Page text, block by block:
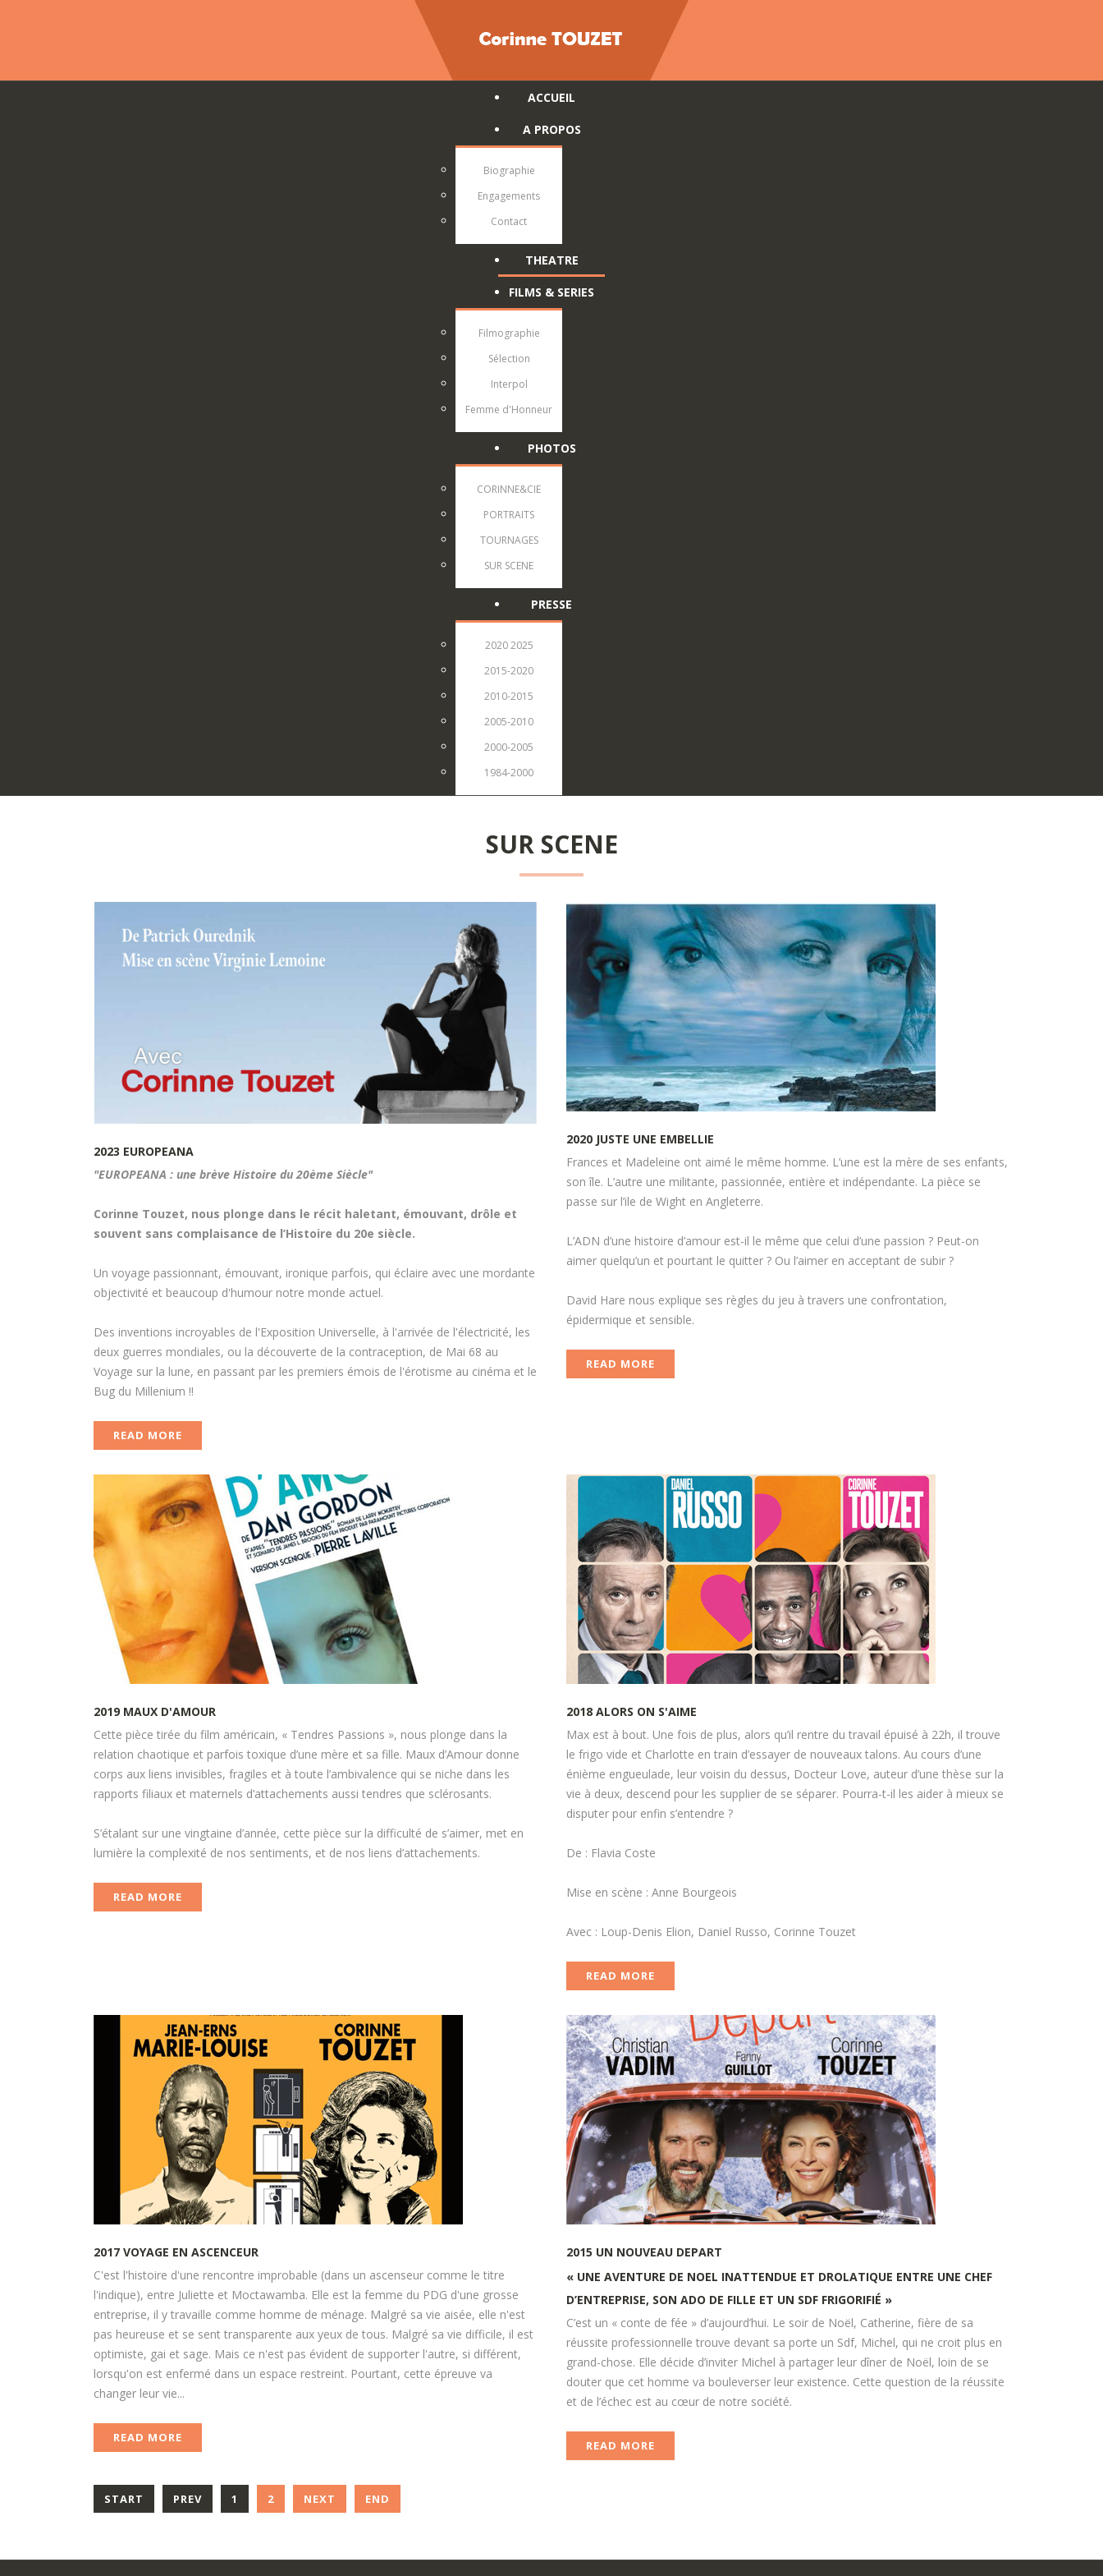
ACCUEIL
A PROPOS
Biographie
Engagements
Contact
THEATRE
FILMS & SERIES
Filmographie
Sélection
Interpol
Femme d'Honneur
PHOTOS
CORINNE&CIE
PORTRAITS
TOURNAGES
SUR SCENE
PRESSE
2020 2025
2015-2020
2010-2015
2005-2010
2000-2005
1984-2000
SUR SCENE
2023 EUROPEANA
"EUROPEANA : une brève Histoire du 20ème Siècle"
Corinne Touzet, nous plonge dans le récit haletant, émouvant, drôle et
souvent sans complaisance de l’Histoire du 20e siècle.
Un voyage passionnant, émouvant, ironique parfois, qui éclaire avec une mordante
objectivité et beaucoup d'humour notre monde actuel.
Des inventions incroyables de l'Exposition Universelle, à l'arrivée de l'électricité, les
deux guerres mondiales, ou la découverte de la contraception, de Mai 68 au
Voyage sur la lune, en passant par les premiers émois de l'érotisme au cinéma et le
Bug du Millenium !!
READ MORE
2020 JUSTE UNE EMBELLIE
Frances et Madeleine ont aimé le même homme. L’une est la mère de ses enfants,
son île. L’autre une militante, passionnée, entière et indépendante. La pièce se
passe sur l’ile de Wight en Angleterre.
L’ADN d’une histoire d’amour est-il le même que celui d’une passion ? Peut-on
aimer quelqu’un et pourtant le quitter ? Ou l’aimer en acceptant de subir ?
David Hare nous explique ses règles du jeu à travers une confrontation,
épidermique et sensible.
READ MORE
2019 MAUX D'AMOUR
Cette pièce tirée du film américain, « Tendres Passions », nous plonge dans la
relation chaotique et parfois toxique d’une mère et sa fille. Maux d’Amour donne
corps aux liens invisibles, fragiles et à toute l’ambivalence qui se niche dans les
rapports filiaux et maternels d’attachements aussi tendres que sclérosants.
S’étalant sur une vingtaine d’année, cette pièce sur la difficulté de s’aimer, met en
lumière la complexité de nos sentiments, et de nos liens d’attachements.
READ MORE
2018 ALORS ON S'AIME
Max est à bout. Une fois de plus, alors qu’il rentre du travail épuisé à 22h, il trouve
le frigo vide et Charlotte en train d’essayer de nouveaux talons. Au cours d’une
énième engueulade, leur voisin du dessus, Docteur Love, auteur d’une thèse sur la
vie à deux, descend pour les supplier de se séparer. Pourra-t-il les aider à mieux se
disputer pour enfin s’entendre ?
De : Flavia Coste
Mise en scène : Anne Bourgeois
Avec : Loup-Denis Elion, Daniel Russo, Corinne Touzet
READ MORE
2017 VOYAGE EN ASCENCEUR
C'est l'histoire d'une rencontre improbable (dans un ascenseur comme le titre
l'indique), entre Juliette et Moctawamba. Elle est la femme du PDG d'une grosse
entreprise, il y travaille comme homme de ménage. Malgré sa vie aisée, elle n'est
pas heureuse et se sent transparente aux yeux de tous. Malgré sa vie difficile, il est
optimiste, gai et sage. Mais ce n'est pas évident de supporter l'autre, si différent,
lorsqu'on est enfermé dans un espace restreint. Pourtant, cette épreuve va
changer leur vie...
READ MORE
2015 UN NOUVEAU DEPART
« UNE AVENTURE DE NOEL INATTENDUE ET DROLATIQUE ENTRE UNE CHEF
D’ENTREPRISE, SON ADO DE FILLE ET UN SDF FRIGORIFIÉ »
C’est un « conte de fée » d’aujourd’hui. Le soir de Noël, Catherine, fière de sa
réussite professionnelle trouve devant sa porte un Sdf, Michel, qui ne croit plus en
grand-chose. Elle décide d’inviter Michel à partager leur dîner de Noël, loin de se
douter que cet homme va bouleverser leur existence. Cette question de la réussite
et de l’échec est au cœur de notre société.
READ MORE
START PREV 1 2 NEXT END